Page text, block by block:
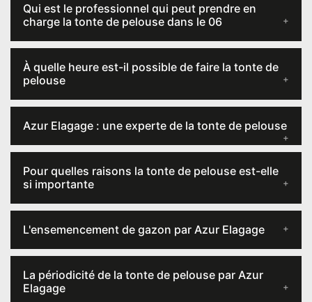
Qui est le professionnel qui peut prendre en
charge la tonte de pelouse dans le 06
À quelle heure est-il possible de faire la tonte de
pelouse
Azur Elagage : une experte de la tonte de pelouse
Pour quelles raisons la tonte de pelouse est-elle
si importante
L'ensemencement de gazon par Azur Elagage
La périodicité de la tonte de pelouse par Azur
Elagage